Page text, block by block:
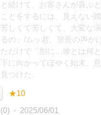
続けて、お客さんが喜ぶ
ことをするには、見えない
しくて苦しくて、大変な
の」/ムッ君、室長の声が
ただけで「別に…彼とは何
に向かってぼやく始末。
つけた。
★10
2025/06/01